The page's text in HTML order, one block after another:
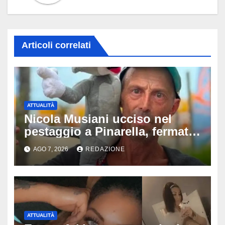
Articoli correlati
ATTUALITÀ
Nicola Musiani ucciso nel
pestaggio a Pinarella, fermati
quattro giovani: la svolta
dopo video, intercettazioni e
pedinamenti
AGO 7, 2026 REDAZIONE
ATTUALITÀ